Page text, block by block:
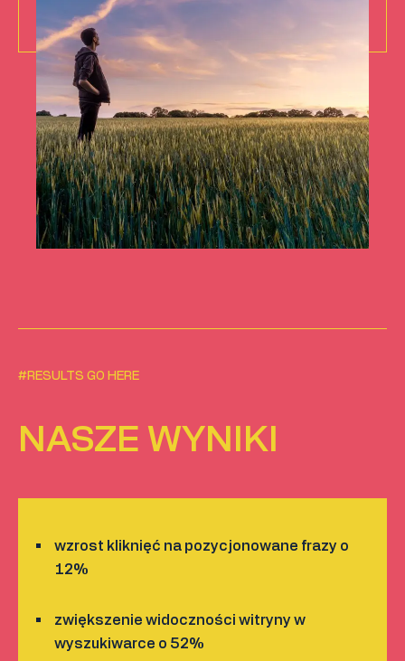
#RESULTS GO HERE
NASZE WYNIKI
wzrost kliknięć na pozycjonowane frazy o
12%
zwiększenie widoczności witryny w
wyszukiwarce o 52%